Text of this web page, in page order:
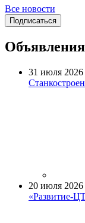
Все новости
Подписаться
Объявления
31 июля 2026
20 июля 2026
«Развитие-